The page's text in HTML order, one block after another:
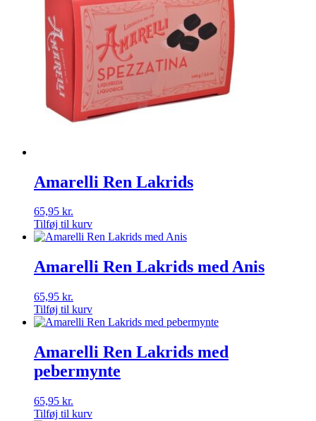
Amarelli Ren Lakrids
65,95 kr.
Tilføj til kurv
Amarelli Ren Lakrids med Anis
65,95 kr.
Tilføj til kurv
Amarelli Ren Lakrids med
pebermynte
65,95 kr.
Tilføj til kurv